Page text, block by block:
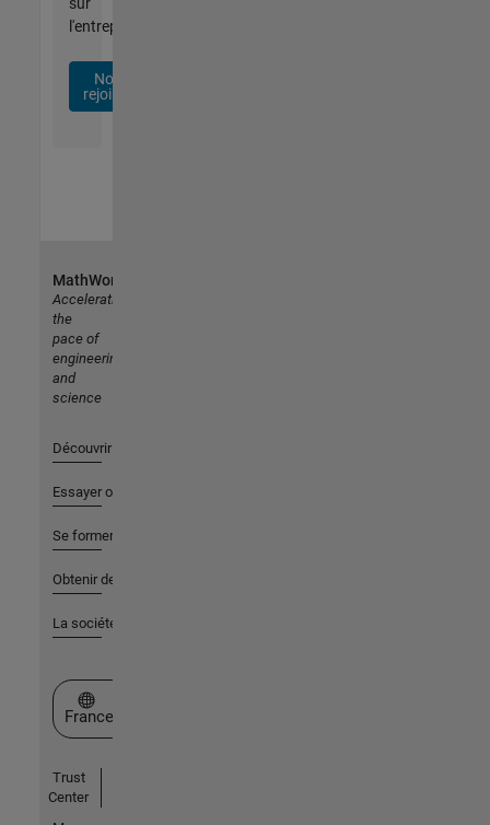
l'entreprise.
Nous
rejoindre
MathWorks
Accelerating
the
pace of
engineering
and
science
Découvrir les produits
Essayer ou acheter
Se former
Obtenir de l'aide
La société
Sélectionner un site web
France
Trust
Center